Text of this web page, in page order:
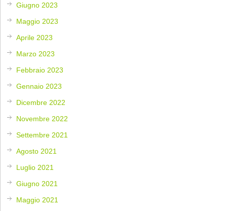
Giugno 2023
Maggio 2023
Aprile 2023
Marzo 2023
Febbraio 2023
Gennaio 2023
Dicembre 2022
Novembre 2022
Settembre 2021
Agosto 2021
Luglio 2021
Giugno 2021
Maggio 2021